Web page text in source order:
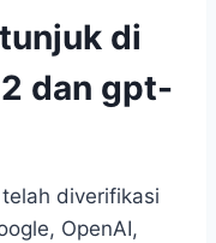
di
2 dan gpt-
diverifikasi
OpenAI,